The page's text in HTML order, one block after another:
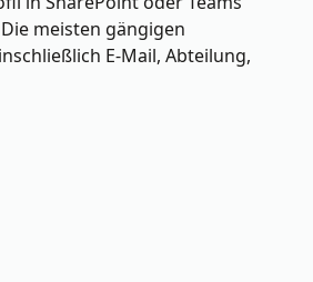
meisten gängigen
E-Mail, Abteilung,